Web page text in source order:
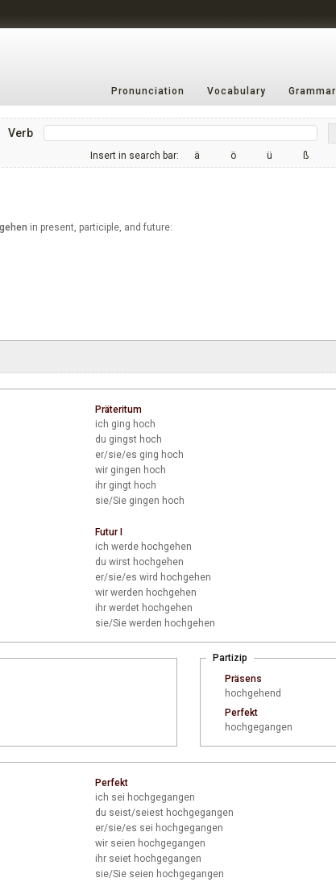
Pronunciation Vocabulary Grammar
Verb
Insert in search bar:
ä ö ü ß
in present, participle, and future:
Präteritum
ich ging hoch
du gingst hoch
er/sie/es ging hoch
wirgingen hoch
ihrgingt hoch
sie/Siegingen hoch
Futur I
ich werde hochgehen
du wirst hochgehen
er/sie/es wird hochgehen
wirwerden hochgehen
ihrwerdet hochgehen
sie/Siewerden hochgehen
Partizip
Präsens
hochgehend
Perfekt
hochgegangen
Perfekt
ich sei hochgegangen
du seist/seiest hochgegangen
er/sie/es sei hochgegangen
wirseien hochgegangen
ihrseiet hochgegangen
sie/Sieseien hochgegangen